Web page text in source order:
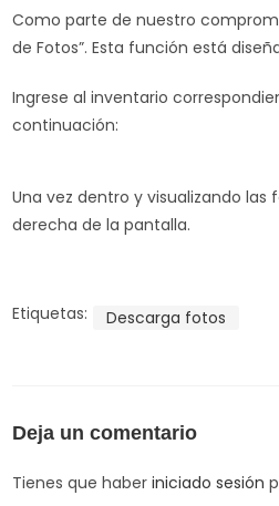
Como parte de nuestro
de Fotos”. Esta función está
Ingrese al inventario
continuación:
Una vez dentro y visualizando
derecha de la pantalla.
Etiquetas: Descarga fotos
Deja un comentario
Tienes que haber iniciado sesión